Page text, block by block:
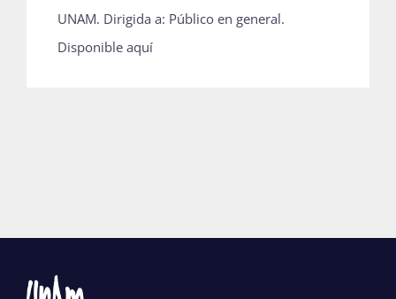
UNAM. Dirigida a: Público en general.
Disponible aquí